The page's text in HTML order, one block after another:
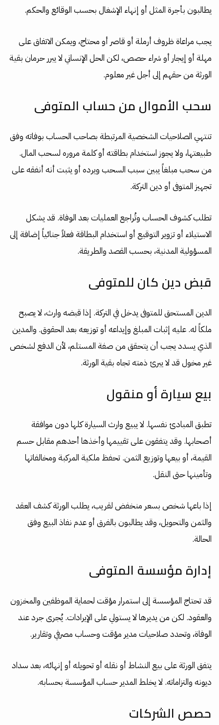
يطالبون بأجرة المثل أو إنهاء الإشغال بحسب الوقائع والحكم.
يجب مراعاة ظروف أرملة أو قاصر أو محتاج، ويمكن الاتفاق على
مهلة أو إيجار أو شراء حصص، لكن الحل الإنساني لا يبرر حرمان بقية
الورثة من حقهم إلى أجل غير معلوم.
سحب الأموال من حساب المتوفى
تنتهي الصلاحيات الشخصية المرتبطة بصاحب الحساب بوفاته وفق
طبيعتها، ولا يجوز استخدام بطاقته أو كلمة مروره لسحب المال.
من سحب مبلغاً يبين سبب السحب ويرده أو يثبت أنه أنفقه على
تجهيز المتوفى أو دين التركة.
تطلب كشوف الحساب وتُراجع العمليات بعد الوفاة. قد يشكل
الاستيلاء أو تزوير التوقيع أو استخدام البطاقة فعلاً جنائياً إضافة إلى
المسؤولية المدنية، بحسب القصد والطريقة.
قبض دين كان للمتوفى
الدين المستحق للمتوفى يدخل في التركة. إذا قبضه وارث، لا يصبح
ملكاً له. عليه إثبات المبلغ وإيداعه أو توزيعه بعد الحقوق. والمدين
الذي يسدد يجب أن يتحقق من صفة المستلم، لأن الدفع لشخص
غير مخول قد لا يبرئ ذمته تجاه بقية الورثة.
بيع سيارة أو منقول
تطبق المبادئ نفسها. لا يبيع وارث السيارة كلها دون موافقة
أصحابها. وقد يتفقون على تقييمها وأخذها أحدهم مقابل حسم
القيمة، أو بيعها وتوزيع الثمن. تحفظ ملكية المركبة ومخالفاتها
وتأمينها حتى النقل.
إذا باعها شخص بسعر منخفض لقريب، يطلب الورثة كشف العقد
والثمن والتحويل، وقد يطالبون بالفرق أو عدم نفاذ البيع وفق
الحالة.
إدارة مؤسسة المتوفى
قد تحتاج المؤسسة إلى استمرار مؤقت لحماية الموظفين والمخزون
والعقود. لكن من يديرها لا يستولي على الإيرادات. يُجرى جرد عند
الوفاة، وتحدد صلاحيات مدير مؤقت وحساب مصرفي وتقارير.
يتفق الورثة على بيع النشاط أو نقله أو تحويله أو إنهائه، بعد سداد
ديونه والتزاماته. لا يخلط المدير حساب المؤسسة بحسابه.
حصص الشركات